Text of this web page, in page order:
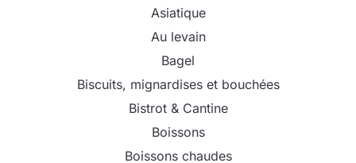
Asiatique
Au levain
Bagel
Biscuits, mignardises et bouchées
Bistrot & Cantine
Boissons
Boissons chaudes